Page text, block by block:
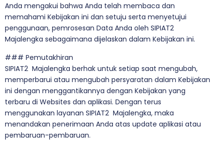
Anda mengakui bahwa Anda telah membaca dan
memahami Kebijakan ini dan setuju serta menyetujui
penggunaan, pemrosesan Data Anda oleh SIPIAT2
Majalengka sebagaimana dijelaskan dalam Kebijakan ini.
### Pemutakhiran
SIPIAT2 Majalengka berhak untuk setiap saat mengubah,
memperbarui atau mengubah persyaratan dalam Kebijakan
ini dengan menggantikannya dengan Kebijakan yang
terbaru di Websites dan aplikasi. Dengan terus
menggunakan layanan SIPIAT2 Majalengka, maka
menandakan penerimaan Anda atas update aplikasi atau
pembaruan-pembaruan.